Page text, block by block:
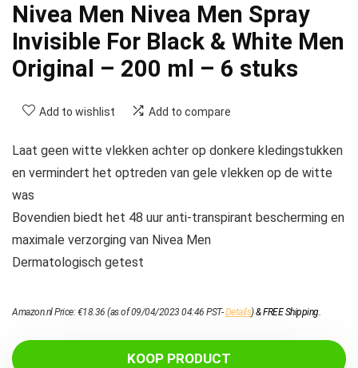
Nivea Men Nivea Men Spray
Invisible For Black & White Men
Original – 200 ml – 6 stuks
Add to wishlist Add to compare
Laat geen witte vlekken achter op donkere kledingstukken
en vermindert het optreden van gele vlekken op de witte
was
Bovendien biedt het 48 uur anti-transpirant bescherming en
maximale verzorging van Nivea Men
Dermatologisch getest
Amazon.nl Price:€18.36 (as of 09/04/2023 04:46 PST-Details)&FREE Shipping.
KOOP PRODUCT